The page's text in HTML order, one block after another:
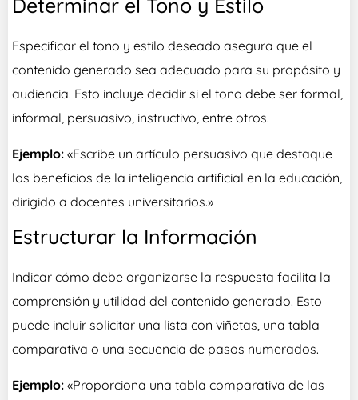
Determinar el Tono y Estilo
Especificar el tono y estilo deseado asegura que el
contenido generado sea adecuado para su propósito y
audiencia. Esto incluye decidir si el tono debe ser formal,
informal, persuasivo, instructivo, entre otros.
Ejemplo: «Escribe un artículo persuasivo que destaque
los beneficios de la inteligencia artificial en la educación,
dirigido a docentes universitarios.»
Estructurar la Información
Indicar cómo debe organizarse la respuesta facilita la
comprensión y utilidad del contenido generado. Esto
puede incluir solicitar una lista con viñetas, una tabla
comparativa o una secuencia de pasos numerados.
Ejemplo: «Proporciona una tabla comparativa de las